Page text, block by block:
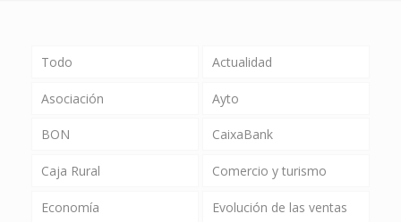
Todo Actualidad
Asociación Ayto
BON CaixaBank
Caja Rural Comercio y turismo
Economía Evolución de las ventas